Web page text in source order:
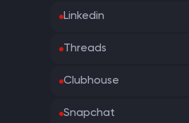
Linkedin
Threads
Clubhouse
Snapchat